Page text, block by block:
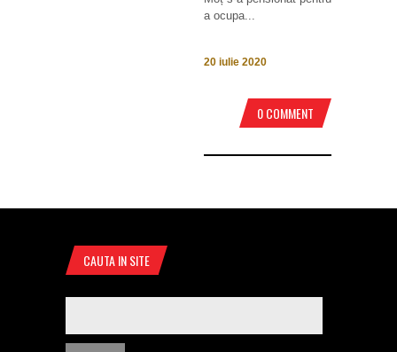
a ocupa...
20 iulie 2020
0 COMMENT
CAUTA IN SITE